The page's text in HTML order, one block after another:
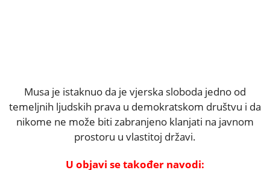
Musa je istaknuo da je vjerska sloboda jedno od
temeljnih ljudskih prava u demokratskom društvu i da
nikome ne može biti zabranjeno klanjati na javnom
prostoru u vlastitoj državi.
U objavi se također navodi: